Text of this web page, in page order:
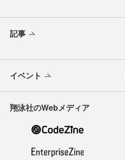
記事
イベント
翔泳社のWebメディア